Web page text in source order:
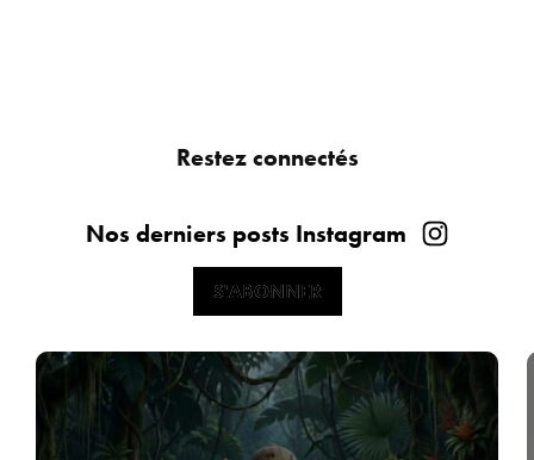
Restez connectés
Nos derniers posts Instagram
S'ABONNER
S'ABONNER